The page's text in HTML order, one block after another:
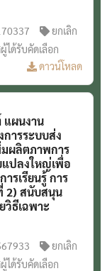
ยกเลิก
ได้รับคัดเลือก
ดาวน์โหลด
แผนงาน
การระบบส่ง
ผลิตภาพการ
แปลงใหญ่เพื่อ
รเรียนรู้ การ
2) สนับสนุน
วิธีเฉพาะ
ยกเลิก
ได้รับคัดเลือก